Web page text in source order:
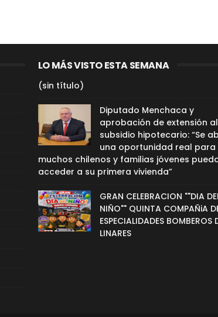
LO MÁS VISTO ESTA SEMANA
(sin título)
Diputado Menchaca y
aprobación de extensión al
subsidio hipotecario: “Se
una oportunidad real para
muchos chilenos y familias jóvenes
acceder a su primera vivienda”
GRAN CELEBRACION ""DIA
NIÑO"" QUINTA COMPAÑiA
ESPECIALIDADES BOMBEROS
LINARES